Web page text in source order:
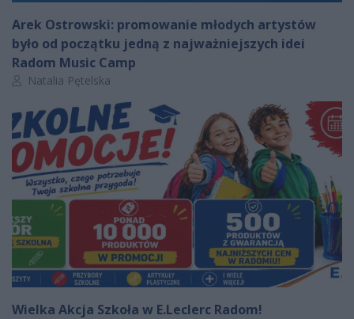
Arek Ostrowski: promowanie młodych artystów
było od początku jedną z najważniejszych idei
Radom Music Camp
Autor artykułu:
Natalia Pętelska
Wielka Akcja Szkoła w E.Leclerc Radom!